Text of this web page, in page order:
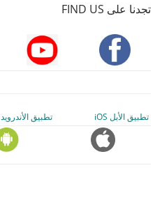
تجدنا على FIND US
تطبيق الأبل iOS تطبيق الأندرويد Android